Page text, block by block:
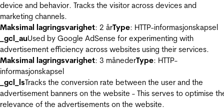
device and behavior. Tracks the visitor across devices and
marketing channels.
Maksimal lagringsvarighet: 2 årType: HTTP-informasjonskapsel
_gcl_auUsed by Google AdSense for experimenting with
advertisement efficiency across websites using their services.
Maksimal lagringsvarighet: 3 månederType: HTTP-
informasjonskapsel
_gcl_lsTracks the conversion rate between the user and the
advertisement banners on the website - This serves to optimise
relevance of the advertisements on the website.